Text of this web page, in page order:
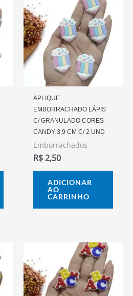
APLIQUE
EMBORRACHADO LÁPIS
C/ GRANULADO CORES
CANDY 3,9 CM C/ 2 UND
Emborrachados
R$2,50
ADICIONAR
AO
CARRINHO